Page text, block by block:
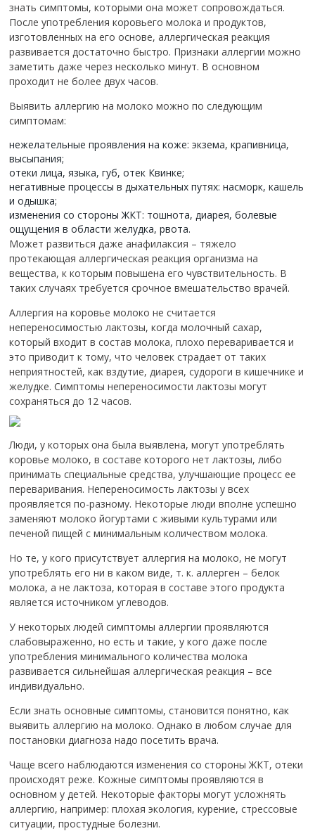
знать симптомы, которыми она может сопровождаться.
После употребления коровьего молока и продуктов,
изготовленных на его основе, аллергическая реакция
развивается достаточно быстро. Признаки аллергии можно
заметить даже через несколько минут. В основном
проходит не более двух часов.
Выявить аллергию на молоко можно по следующим
симптомам:
нежелательные проявления на коже: экзема, крапивница,
высыпания;
отеки лица, языка, губ, отек Квинке;
негативные процессы в дыхательных путях: насморк, кашель
и одышка;
изменения со стороны ЖКТ: тошнота, диарея, болевые
ощущения в области желудка, рвота.
Может развиться даже анафилаксия – тяжело
протекающая аллергическая реакция организма на
вещества, к которым повышена его чувствительность. В
таких случаях требуется срочное вмешательство врачей.
Аллергия на коровье молоко не считается
непереносимостью лактозы, когда молочный сахар,
который входит в состав молока, плохо переваривается и
это приводит к тому, что человек страдает от таких
неприятностей, как вздутие, диарея, судороги в кишечнике и
желудке. Симптомы непереносимости лактозы могут
сохраняться до 12 часов.
Люди, у которых она была выявлена, могут употреблять
коровье молоко, в составе которого нет лактозы, либо
принимать специальные средства, улучшающие процесс ее
переваривания. Непереносимость лактозы у всех
проявляется по-разному. Некоторые люди вполне успешно
заменяют молоко йогуртами с живыми культурами или
печеной пищей с минимальным количеством молока.
Но те, у кого присутствует аллергия на молоко, не могут
употреблять его ни в каком виде, т. к. аллерген – белок
молока, а не лактоза, которая в составе этого продукта
является источником углеводов.
У некоторых людей симптомы аллергии проявляются
слабовыраженно, но есть и такие, у кого даже после
употребления минимального количества молока
развивается сильнейшая аллергическая реакция – все
индивидуально.
Если знать основные симптомы, становится понятно, как
выявить аллергию на молоко. Однако в любом случае для
постановки диагноза надо посетить врача.
Чаще всего наблюдаются изменения со стороны ЖКТ, отеки
происходят реже. Кожные симптомы проявляются в
основном у детей. Некоторые факторы могут усложнять
аллергию, например: плохая экология, курение, стрессовые
ситуации, простудные болезни.